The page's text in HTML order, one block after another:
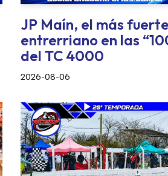
JP Maín, el más
entrerriano en las
del TC 4000
2026-08-06